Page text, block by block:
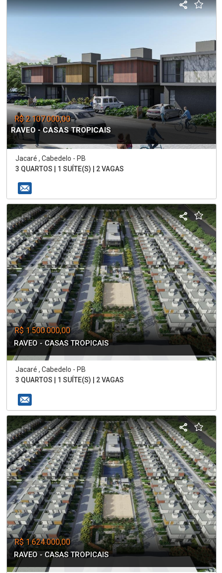
R$ 2.107.000,00
RAVEO - CASAS TROPICAIS
Jacaré , Cabedelo - PB
3 QUARTOS | 1 SUÍTE(S) | 2 VAGAS
R$ 1.500.000,00
RAVEO - CASAS TROPICAIS
Jacaré , Cabedelo - PB
3 QUARTOS | 1 SUÍTE(S) | 2 VAGAS
R$ 1.624.000,00
RAVEO - CASAS TROPICAIS